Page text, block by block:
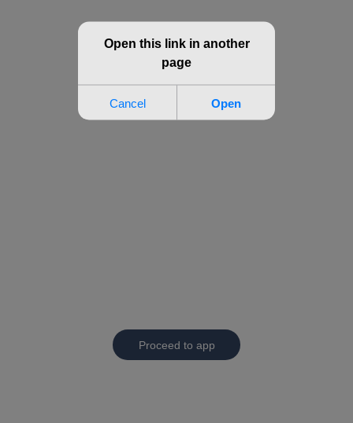
Proceed to app